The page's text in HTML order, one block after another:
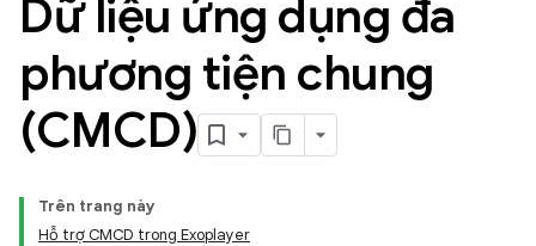
Dữ liệu ứng dụng đa
phương tiện chung
(CMCD)
Trên trang này
Hỗ trợ CMCD trong Exoplayer